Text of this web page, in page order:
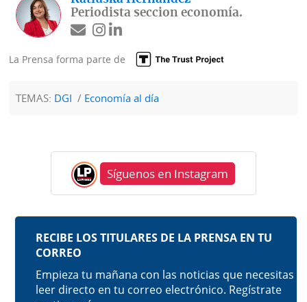
Periodista seccion economía.
La Prensa forma parte de
TEMAS: DGI Economía al día
Síguenos en Instagram